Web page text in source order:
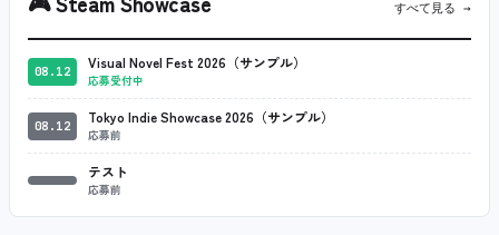
すべて見る →
08.12 Visual Novel Fest 2026（サンプル）
応募受付中
08.12 Tokyo Indie Showcase 2026（サンプル）
応募前
テスト
応募前